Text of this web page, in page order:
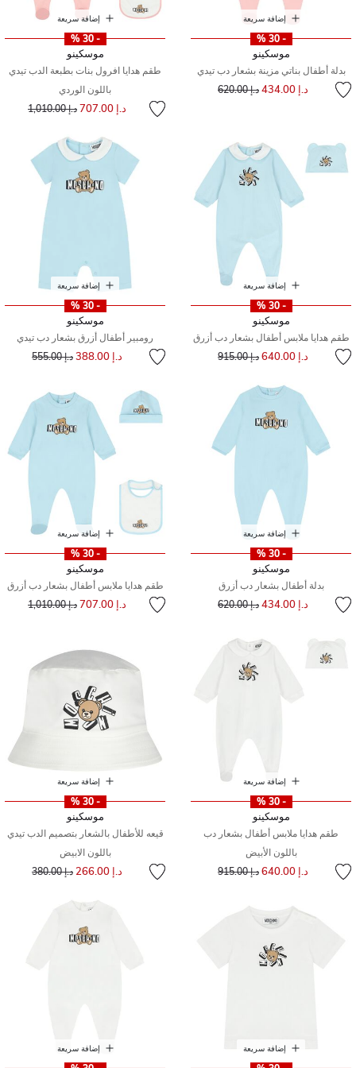
إضافة سريعة
- 30 %
موسكينو
بدلة أطفال بناتي مزينة بشعار دب تيدي
د.إ 434.00 سعر مخفض مند.إ 620.00
إضافة سريعة
- 30 %
موسكينو
طقم هدايا افرول بنات بطبعة الدب تيدي
باللون الوردي
د.إ 707.00 سعر مخفض من
د.إ 1,010.00 إلى
إضافة سريعة
- 30 %
موسكينو
طقم هدايا ملابس أطفال بشعار دب أزرق
د.إ 640.00 سعر مخفض مند.إ 915.00
إضافة سريعة
- 30 %
موسكينو
رومبير أطفال أزرق بشعار دب تيدي
د.إ 388.00 سعر مخفض من
د.إ 555.00 إلى
إضافة سريعة
- 30 %
موسكينو
بدلة أطفال بشعار دب أزرق
د.إ 434.00 سعر مخفض مند.إ 620.00
إضافة سريعة
- 30 %
موسكينو
طقم هدايا ملابس أطفال بشعار دب أزرق
د.إ 707.00 سعر مخفض من
د.إ 1,010.00 إلى
إضافة سريعة
- 30 %
موسكينو
طقم هدايا ملابس أطفال بشعار دب
باللون الأبيض
د.إ 640.00 سعر مخفض مند.إ 915.00
إضافة سريعة
- 30 %
موسكينو
قيعه للأطفال بالشعار بتصميم الدب تيدي
باللون الابيض
د.إ 266.00 سعر مخفض من
د.إ 380.00 إلى
إضافة سريعة إضافة سريعة